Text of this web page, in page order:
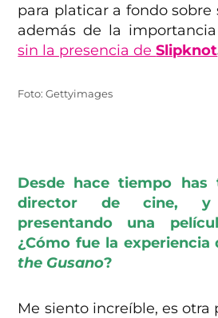
para platicar a fondo sobre
además de la
sin la presencia deSlipknot
Foto: Gettyimages
Desde hace tiempo has
director de cine, y
presentando una
¿Cómo fue la experiencia
the Gusano?
Me siento increíble, es otra